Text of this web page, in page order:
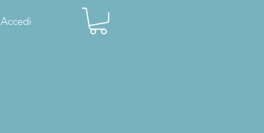
Accedi